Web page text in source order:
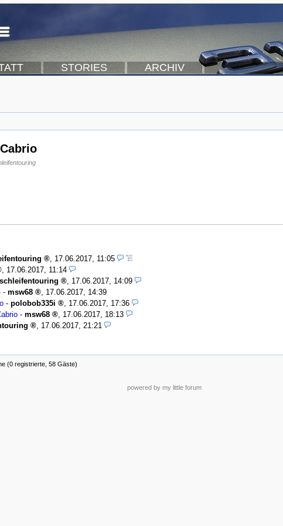
STORIES ARCHIV
17.06.2017, 11:05
17.06.2017, 11:14
17.06.2017, 14:09
- msw68
17.06.2017, 14:39
- polobob335i
17.06.2017, 17:36
- msw68
17.06.2017, 18:13
17.06.2017, 21:21
(0 registrierte, 58 Gäste)
powered by my little forum